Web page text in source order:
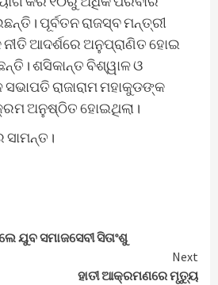
ପୂର୍ବତନ ରାଜସ୍ବ ମନ୍ତ୍ରୀ
ଆଦର୍ଶରେ ଅନୁପ୍ରାଣିତ ହୋଇ
ଶସିକାନ୍ତ ବିଶ୍ୱାଳ ଓ
ରାଜାରାମ ମହାକୁଡଙ୍କ
ଅନୁଷ୍ଠିତ ହୋଇଥିଲା।
ସାମନ୍ତ।
ଯୁବ ସମାଜସେବୀ ସିତାଂଶୁ
Next
ହାତୀ ଆକ୍ରମଣରେ ମୃତ୍ୟୁ